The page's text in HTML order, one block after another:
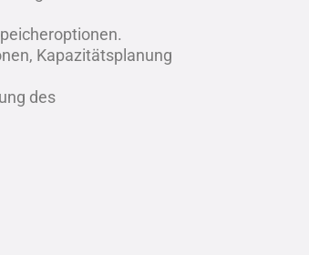
Kapazitätsplanung
des